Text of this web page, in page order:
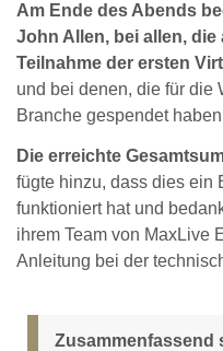
Am Ende des Abends
John Allen, bei allen,
Teilnahme der ersten
und bei denen, die für die
Branche gespendet
Die erreichte
fügte hinzu, dass dies ein
funktioniert hat und
ihrem Team von MaxLive
Anleitung bei der
Zusammenfassend